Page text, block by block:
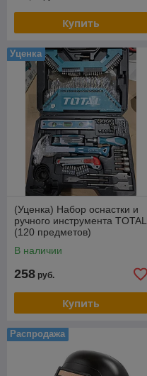
Купить
Уценка
(Уценка) Набор оснастки и
ручного инструмента TOTAL
(120 предметов)
В наличии
258 руб.
Купить
Распродажа